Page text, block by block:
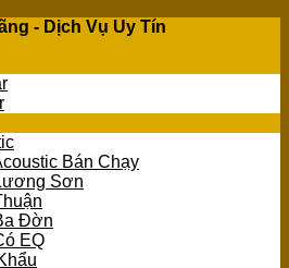
- Dịch Vụ Uy Tín
Bán Chạy
Sơn
Đờn
EQ